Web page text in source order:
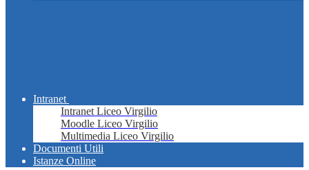
Intranet
Intranet Liceo Virgilio
Moodle Liceo Virgilio
Multimedia Liceo Virgilio
Documenti Utili
Istanze Online